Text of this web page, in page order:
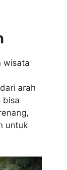
wisata
arah
bisa
untuk